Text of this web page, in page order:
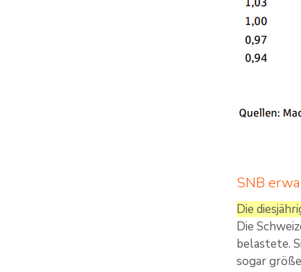
SNB
Die
Die
belastete.
sogar